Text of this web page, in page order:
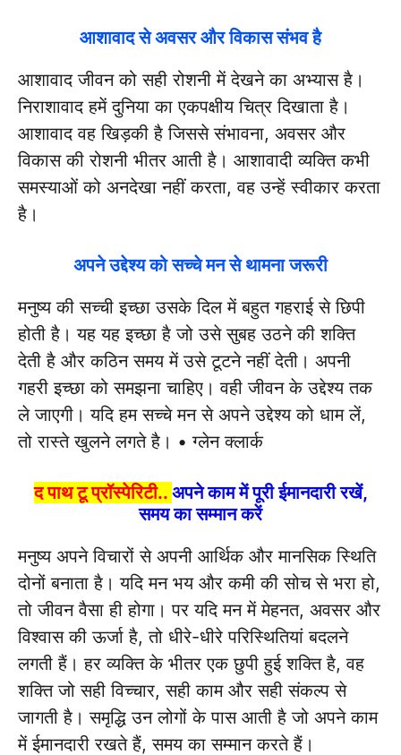
आशावाद से अवसर और विकास संभव है
आशावाद जीवन को सही रोशनी में देखने का अभ्यास है।
निराशावाद हमें दुनिया का एकपक्षीय चित्र दिखाता है।
आशावाद वह खिड़की है जिससे संभावना, अवसर और
विकास की रोशनी भीतर आती है। आशावादी व्यक्ति कभी
समस्याओं को अनदेखा नहीं करता, वह उन्हें स्वीकार करता
है।
अपने उद्देश्य को सच्चे मन से थामना जरूरी
मनुष्य की सच्ची इच्छा उसके दिल में बहुत गहराई से छिपी
होती है। यह यह इच्छा है जो उसे सुबह उठने की शक्ति
देती है और कठिन समय में उसे टूटने नहीं देती। अपनी
गहरी इच्छा को समझना चाहिए। वही जीवन के उद्देश्य तक
ले जाएगी। यदि हम सच्चे मन से अपने उद्देश्य को धाम लें,
तो रास्ते खुलने लगते है। • ग्लेन क्लार्क
द पाथ टू प्रॉस्पेरिटी.. अपने काम में पूरी ईमानदारी रखें,
समय का सम्मान करें
मनुष्य अपने विचारों से अपनी आर्थिक और मानसिक स्थिति
दोनों बनाता है। यदि मन भय और कमी की सोच से भरा हो,
तो जीवन वैसा ही होगा। पर यदि मन में मेहनत, अवसर और
विश्वास की ऊर्जा है, तो धीरे-धीरे परिस्थितियां बदलने
लगती हैं। हर व्यक्ति के भीतर एक छुपी हुई शक्ति है, वह
शक्ति जो सही विच्चार, सही काम और सही संकल्प से
जागती है। समृद्धि उन लोगों के पास आती है जो अपने काम
में ईमानदारी रखते हैं, समय का सम्मान करते हैं।